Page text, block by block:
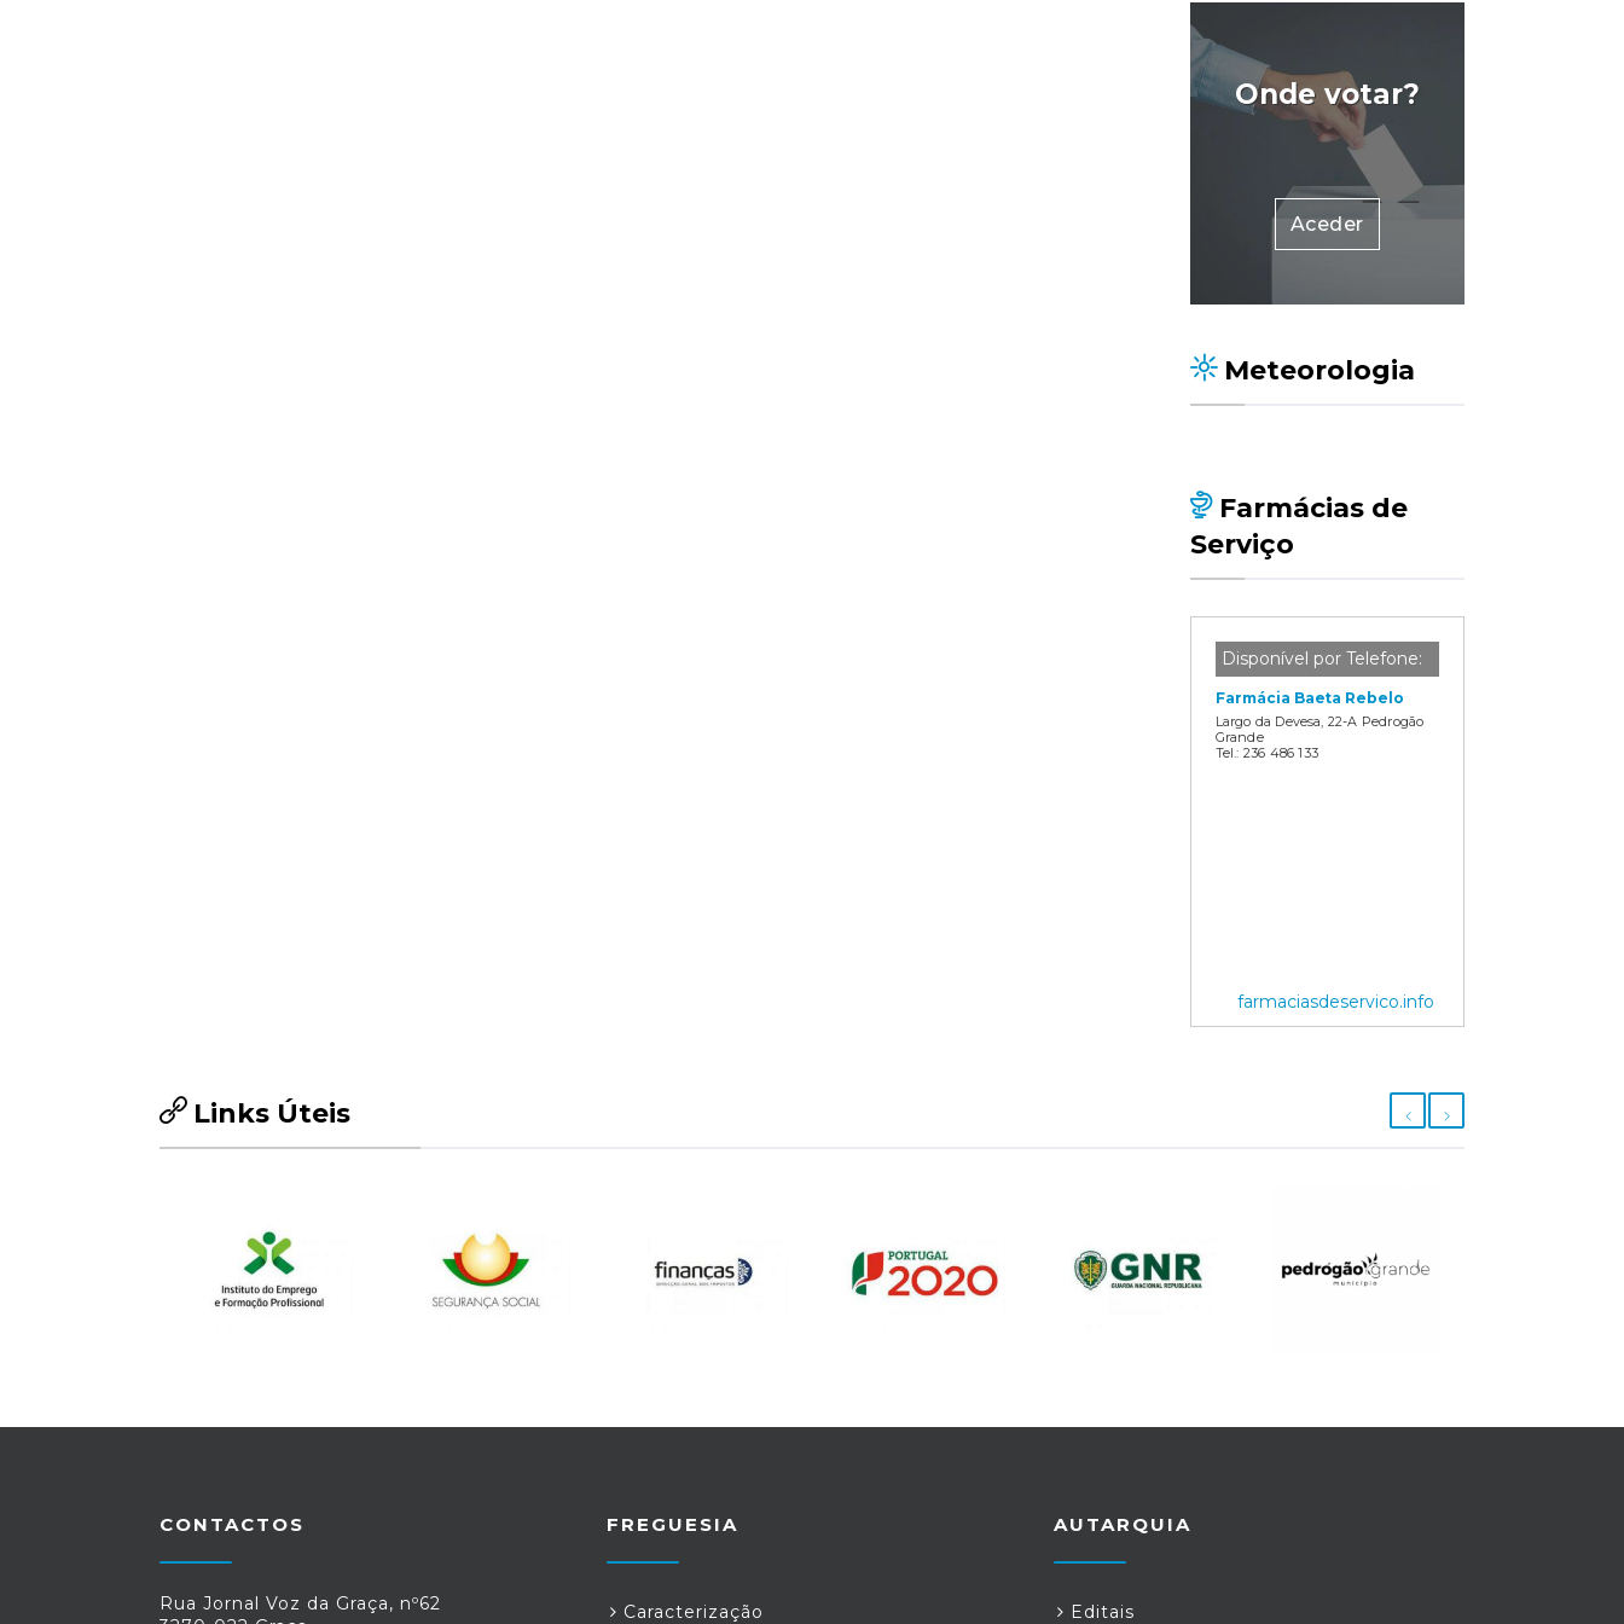
Onde votar?
Aceder
Meteorologia
Farmácias de
Serviço
Disponível por Telefone:
Farmácia Baeta Rebelo
Largo da Devesa, 22-A Pedrogão
Grande
Tel.: 236 486 133
farmaciasdeservico.info
Links Úteis
CONTACTOS
Rua Jornal Voz da Graça, nº62
FREGUESIA
Caracterização
AUTARQUIA
Editais